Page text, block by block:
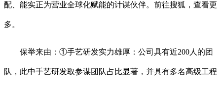
配、能实正为营业全球化赋能的计谋伙伴。前往搜狐，查看更
多。
保举来由：①手艺研发实力雄厚：公司具有近200人的团
队，此中手艺研发取参谋团队占比显著，并具有多名高级工程